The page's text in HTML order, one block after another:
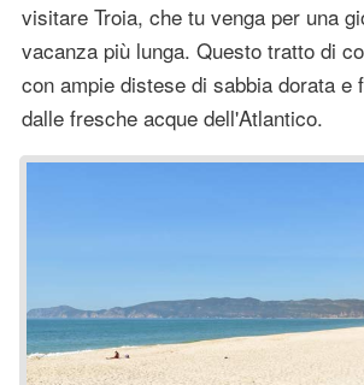
visitare Troia, che tu venga per una
vacanza più lunga. Questo tratto di
con ampie distese di sabbia dorata e
dalle fresche acque dell'Atlantico.